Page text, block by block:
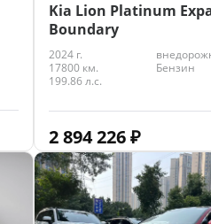
Kia Lion Platinum
Boundary
2024 г.
17800 км.
Бензин
199.86 л.с.
2 894 226₽